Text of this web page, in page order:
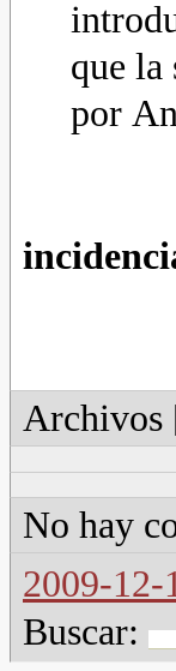
que la
por
Archivos
No hay
2009-12-
Buscar: